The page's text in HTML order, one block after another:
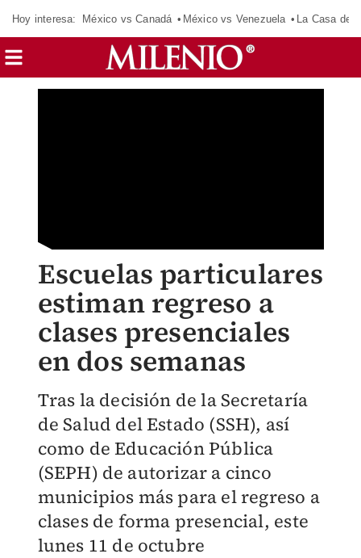
Hoy interesa: México vs Canadá México vs Venezuela La Casa de
Escuelas particulares
estiman regreso a
clases presenciales
en dos semanas
Tras la decisión de la Secretaría
de Salud del Estado (SSH), así
como de Educación Pública
(SEPH) de autorizar a cinco
municipios más para el regreso a
clases de forma presencial, este
lunes 11 de octubre